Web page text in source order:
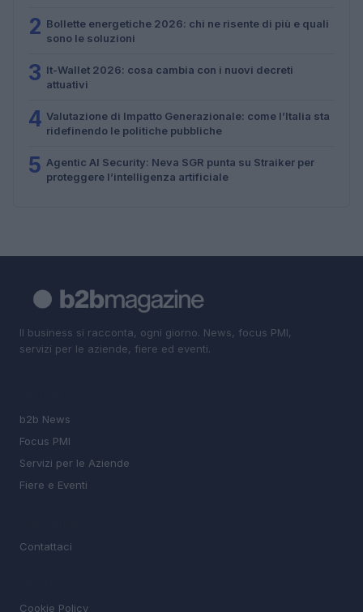
2 Bollette energetiche 2026: chi ne risente di più e quali
sono le soluzioni
3 It-Wallet 2026: cosa cambia con i nuovi decreti
attuativi
4 Valutazione di Impatto Generazionale: come l’Italia sta
ridefinendo le politiche pubbliche
5 Agentic AI Security: Neva SGR punta su Straiker per
proteggere l’intelligenza artificiale
Il business si racconta, ogni giorno. News, focus PMI,
servizi per le aziende, fiere ed eventi.
b2b News
Focus PMI
Servizi per le Aziende
Fiere e Eventi
Contattaci
Cookie Policy